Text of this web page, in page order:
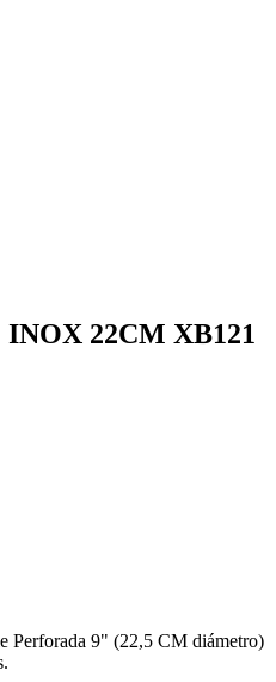
22CM XB121
Perforada 9" (22,5 CM diámetro)